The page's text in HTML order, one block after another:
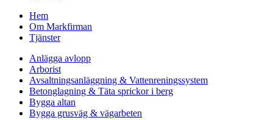
Hem
Om Markfirman
Tjänster
Anlägga avlopp
Arborist
Avsaltningsanläggning & Vattenreningssystem
Betonglagning & Täta sprickor i berg
Bygga altan
Bygga grusväg & vägarbeten